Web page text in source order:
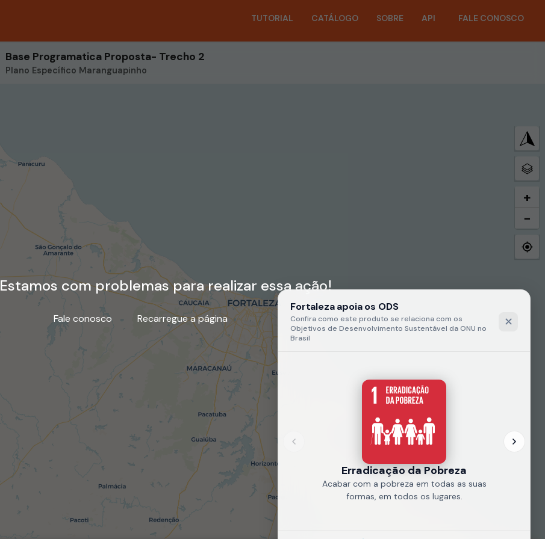
TUTORIAL CATÁLOGO SOBRE API FALE CONOSCO
Estamos com problemas para realizar essa ação!
Fale conosco Recarregue a página
Base Programatica Proposta- Trecho 2
Plano Específico Maranguapinho
+
−